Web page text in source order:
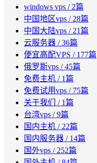
windows vps / 2篇
中国地区vps / 28篇
中国大陆vps / 21篇
云服务器 / 36篇
便宜高配VPS / 177篇
俄罗斯vps / 45篇
免费主机 / 1篇
免费试用vps / 75篇
关于我们
/ 1篇
台湾vps / 9篇
国内主机 / 22篇
国内服务器 / 14篇
国外vps / 252篇